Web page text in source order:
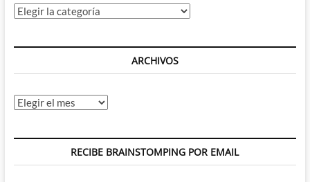
Categorías
ARCHIVOS
Archivos
RECIBE BRAINSTOMPING POR EMAIL